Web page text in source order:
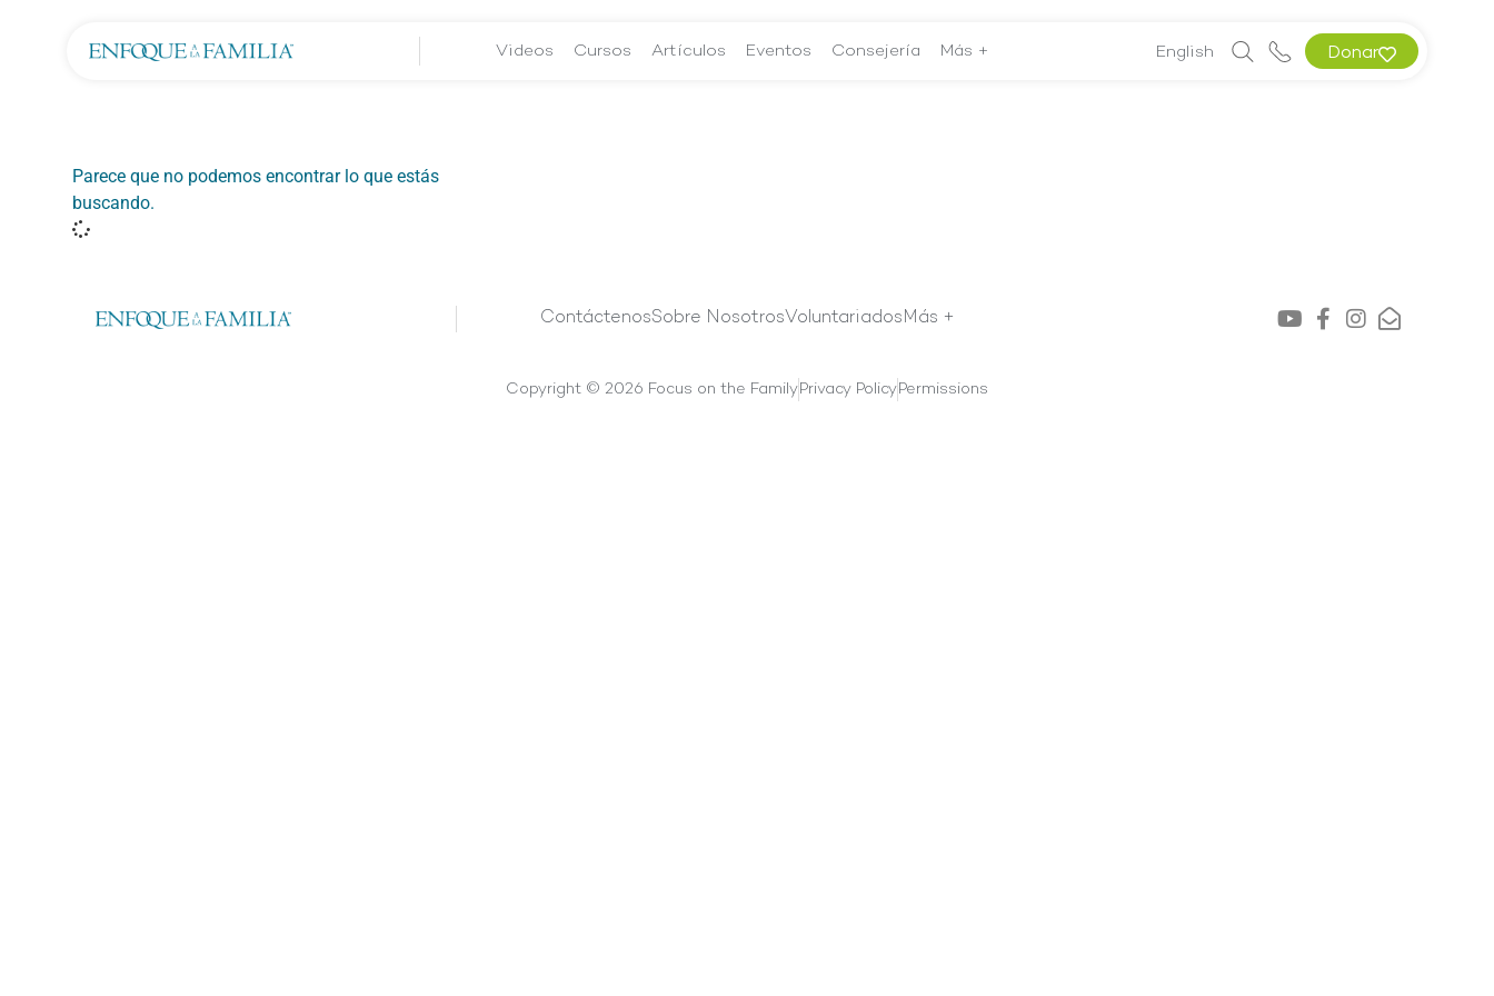
Videos Cursos Artículos Eventos Consejería Más + English Donar
Parece que no podemos encontrar lo que estás
buscando.
ContáctenosSobre NosotrosVoluntariadosMás +
Copyright © 2026 Focus on the FamilyPrivacy PolicyPermissions